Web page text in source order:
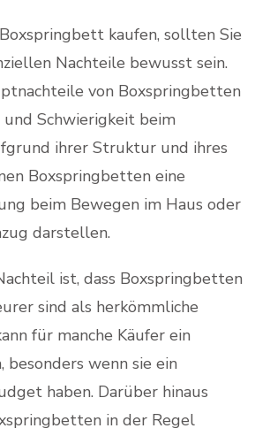
kaufen, sollten Sie
Nachteile bewusst sein.
von Boxspringbetten
Schwierigkeit beim
ihrer Struktur und ihres
Boxspringbetten eine
beim Bewegen im Haus oder
darstellen.
ist, dass Boxspringbetten
sind als herkömmliche
für manche Käufer ein
besonders wenn sie ein
haben. Darüber hinaus
in der Regel